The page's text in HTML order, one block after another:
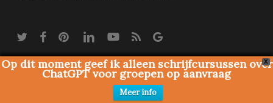
twitter facebookpinterestlinkedinyoutubeRSS
google-
X
Op dit moment geef ik alleen schrijfcursussen over
ChatGPT voor groepen op aanvraag
Meer info